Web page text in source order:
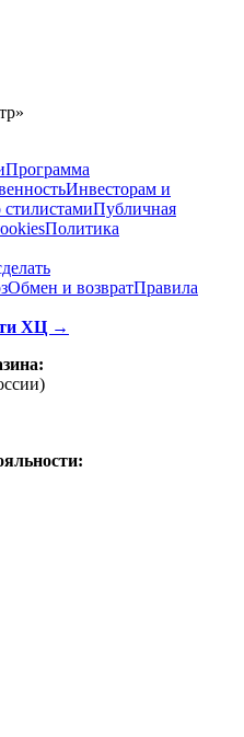
Программа
Инвесторам и
стилистамиПубличная
Политика
Обмен и возвратПравила
ХЦ →